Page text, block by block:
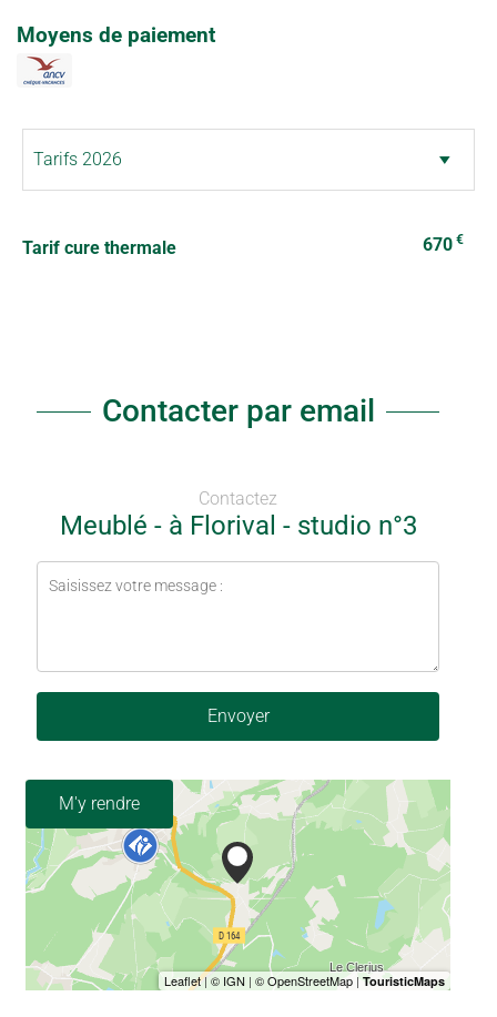
Moyens de paiement
Tarif cure thermale 670 €
Contacter par email
Contactez
Meublé - à Florival - studio n°3
Envoyer
M'y rendre